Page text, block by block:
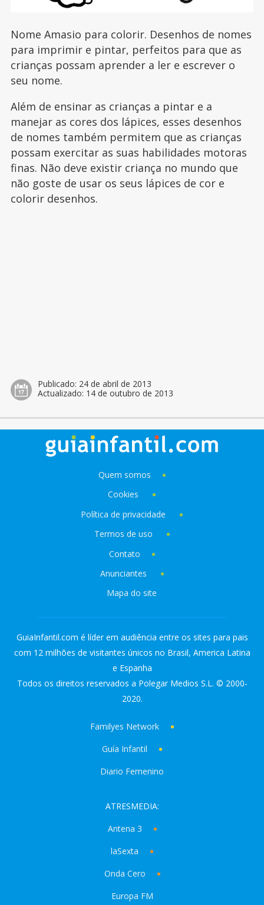
Nome Amasio para colorir. Desenhos de nomes
para imprimir e pintar, perfeitos para que as
crianças possam aprender a ler e escrever o
seu nome.
Além de ensinar as crianças a pintar e a
manejar as cores dos lápices, esses desenhos
de nomes também permitem que as crianças
possam exercitar as suas habilidades motoras
finas. Não deve existir criança no mundo que
não goste de usar os seus lápices de cor e
colorir desenhos.
Publicado: 24 de abril de 2013
Actualizado: 14 de outubro de 2013
Quem somos
Cookies
Política de privacidade
Termos de uso
Contato
Anunciantes
Mapa do site
GuiaInfantil.com é líder em audiência entre os sites para pais
com 12 milhões de visitantes únicos no Brasil, America Latina
e Espanha
Todos os direitos reservados a Polegar Medios S.L. © 2000-
2020.
Familyes Network
Guía Infantil
Diario Femenino
ATRESMEDIA:
Antena 3
laSexta
Onda Cero
Europa FM